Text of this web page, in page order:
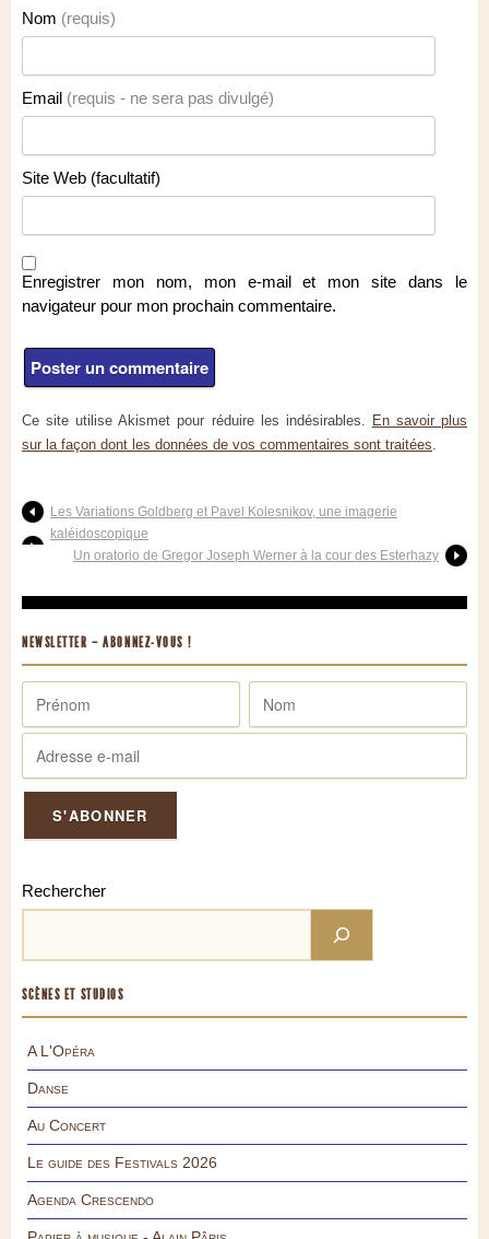
Nom (requis)
Email (requis - ne sera pas divulgé)
Site Web (facultatif)
Enregistrer mon nom, mon e-mail et mon site dans le
navigateur pour mon prochain commentaire.
Ce site utilise Akismet pour réduire les indésirables. En savoir plus
sur la façon dont les données de vos commentaires sont traitées
Les Variations Goldberg et Pavel Kolesnikov, une imagerie
kaléidoscopique
Un oratorio de Gregor Joseph Werner à la cour des Esterhazy
NEWSLETTER – ABONNEZ-VOUS !
Rechercher
SCÈNES ET STUDIOS
A L'Opéra
Danse
Au Concert
Le guide des Festivals 2026
Agenda Crescendo